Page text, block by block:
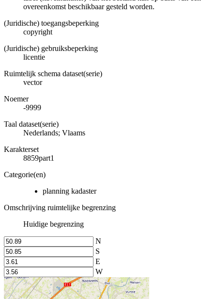
overeenkomst beschikbaar gesteld worden.
(Juridische) toegangsbeperking
copyright
(Juridische) gebruiksbeperking
licentie
Ruimtelijk schema dataset(serie)
vector
Noemer
-9999
Taal dataset(serie)
Nederlands; Vlaams
Karakterset
8859part1
Categorie(en)
planning kadaster
Omschrijving ruimtelijke begrenzing
Huidige begrenzing
N
S
E
W